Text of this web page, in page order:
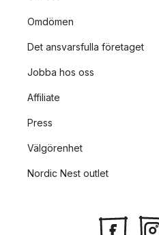
Omdömen
Det ansvarsfulla företaget
Jobba hos oss
Affiliate
Press
Välgörenhet
Nordic Nest outlet